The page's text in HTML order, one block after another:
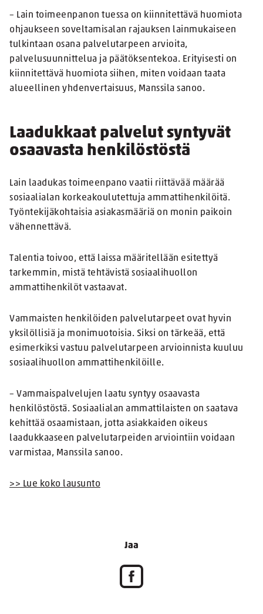
– Lain toimeenpanon tuessa on kiinnitettävä huomiota
ohjaukseen soveltamisalan rajauksen lainmukaiseen
tulkintaan osana palvelutarpeen arvioita,
palvelusuunnittelua ja päätöksentekoa. Erityisesti on
kiinnitettävä huomiota siihen, miten voidaan taata
alueellinen yhdenvertaisuus, Manssila sanoo.
Laadukkaat palvelut syntyvät
osaavasta henkilöstöstä
Lain laadukas toimeenpano vaatii riittävää määrää
sosiaalialan korkeakoulutettuja ammattihenkilöitä.
Työntekijäkohtaisia asiakasmääriä on monin paikoin
vähennettävä.
Talentia toivoo, että laissa määritellään esitettyä
tarkemmin, mistä tehtävistä sosiaalihuollon
ammattihenkilöt vastaavat.
Vammaisten henkilöiden palvelutarpeet ovat hyvin
yksilöllisiä ja monimuotoisia. Siksi on tärkeää, että
esimerkiksi vastuu palvelutarpeen arvioinnista kuuluu
sosiaalihuollon ammattihenkilöille.
– Vammaispalvelujen laatu syntyy osaavasta
henkilöstöstä. Sosiaalialan ammattilaisten on saatava
kehittää osaamistaan, jotta asiakkaiden oikeus
laadukkaaseen palvelutarpeiden arviointiin voidaan
varmistaa, Manssila sanoo.
>> Lue koko lausunto
Jaa